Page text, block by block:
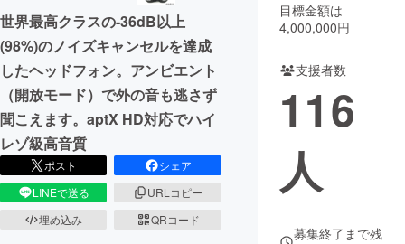
CAMPFIRE for Social Good
CAMPFIRE Creation
CAMPFIREふるさと納税machi-ya コミュニティ
世界最高クラスの-36dB以上
(98%)のノイズキャンセルを達成
したヘッドフォン。アンビエント
（開放モード）で外の音も逃さず
聞こえます。aptX HD対応でハイ
レゾ級高音質
ポスト
シェア
LINEで送る
URLコピー
埋め込み
QRコード
目標金額は
4,000,000円
支援者数
116
人
募集終了まで残